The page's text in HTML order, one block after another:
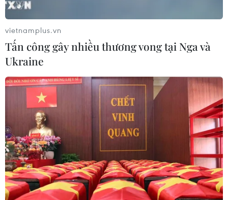
vietnamplus.vn
Tấn công gây nhiều thương vong tại Nga và
Ukraine